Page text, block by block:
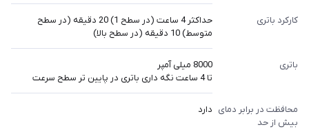
کارکرد باتری
حداکثر 4 ساعت (در سطح 1) 20 دقیقه (در سطح
متوسط) 10 دقیقه (در سطح بالا)
باتری
8000 میلی آمپر
تا 4 ساعت نگه داری باتری در پایین تر سطح سرعت
محافظت در برابر دمای
بیش از حد
دارد